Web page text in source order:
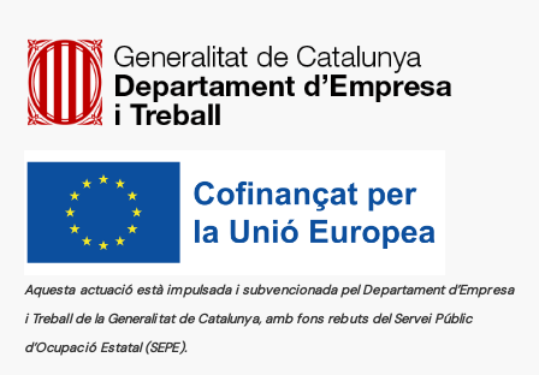
Aquesta actuació està impulsada i subvencionada pel Departament d’Empresa
i Treball de la Generalitat de Catalunya, amb fons rebuts del Servei Públic
d’Ocupació Estatal (SEPE).